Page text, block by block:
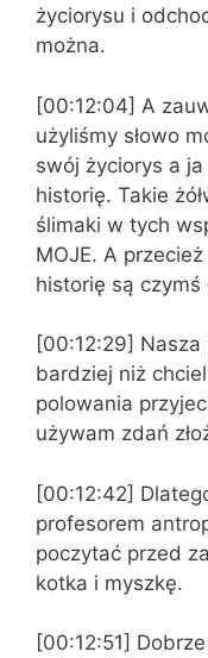
życiorysu i
można.
[00:12:04] A
użyliśmy słowo
swój życiorys a
historię. Takie
ślimaki w tych
MOJE. A
historię są czymś
[00:12:29] Nasza
bardziej niż
polowania
używam zdań
[00:12:42]
profesorem
poczytać przed
kotka i myszkę.
[00:12:51]